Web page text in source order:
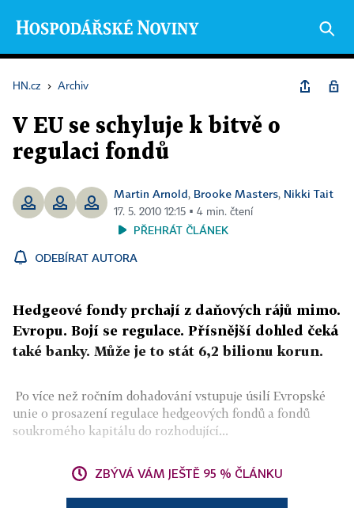
HN.cz › Archiv
V EU se schyluje k bitvě o
regulaci fondů
Martin Arnold, Brooke Masters, Nikki Tait
17. 5. 2010 12:15 ▪ 4 min. čtení
PŘEHRÁT ČLÁNEK
ODEBÍRAT AUTORA
Hedgeové fondy prchají z daňových rájů mimo.
Evropu. Bojí se regulace. Přísnější dohled čeká
také banky. Může je to stát 6,2 bilionu korun.
Po více než ročním dohadování vstupuje úsilí Evropské
unie o prosazení regulace hedgeových fondů a fondů
soukromého kapitálu do rozhodující...
ZBÝVÁ VÁM JEŠTĚ 95 % ČLÁNKU